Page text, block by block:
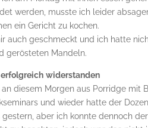
werden, musste ich leider
ein Gericht zu kochen.
auch geschmeckt und ich hatte
gerösteten Mandeln.
erfolgreich widerstanden
diesem Morgen aus Porridge mit
und wieder hatte der
aber ich konnte dennoch